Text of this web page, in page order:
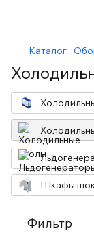
Каталог
Шкафы
Фильтр